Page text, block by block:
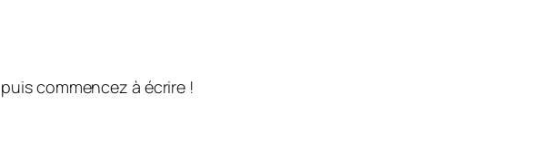
commencez à écrire !